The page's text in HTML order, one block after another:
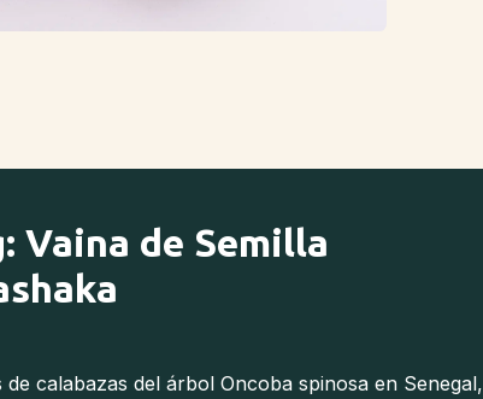
Vaina de Semilla
calabazas del árbol Oncoba spinosa en Senegal,